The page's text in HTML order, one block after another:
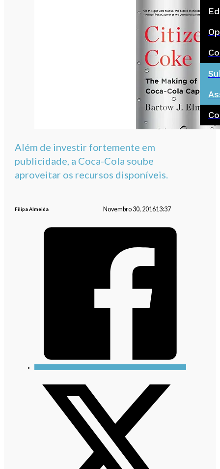
Além de investir fortemente em
publicidade, a Coca-Cola soube
aproveitar os recursos disponíveis.
Filipa Almeida Novembro 30, 201613:37